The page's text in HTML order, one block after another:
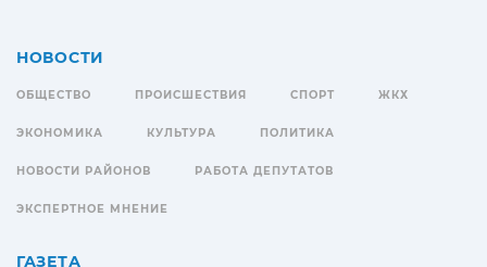
НОВОСТИ
ОБЩЕСТВО ПРОИСШЕСТВИЯ СПОРТ ЖКХ
ЭКОНОМИКА КУЛЬТУРА ПОЛИТИКА
НОВОСТИ РАЙОНОВ РАБОТА ДЕПУТАТОВ
ЭКСПЕРТНОЕ МНЕНИЕ
ГАЗЕТА